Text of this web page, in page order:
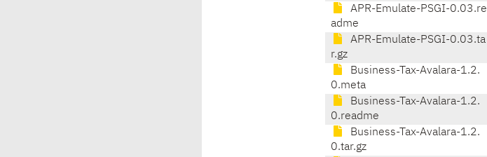
APR-Emulate-PSGI-0.03.re
adme
APR-Emulate-PSGI-0.03.ta
r.gz
Business-Tax-Avalara-1.2.
0.meta
Business-Tax-Avalara-1.2.
0.readme
Business-Tax-Avalara-1.2.
0.tar.gz